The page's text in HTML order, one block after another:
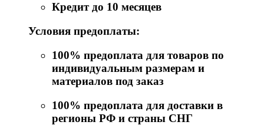
Кредит до 10 месяцев
Условия предоплаты:
100% предоплата для товаров по
индивидуальным размерам и
материалов под заказ
100% предоплата для доставки в
регионы РФ и страны СНГ